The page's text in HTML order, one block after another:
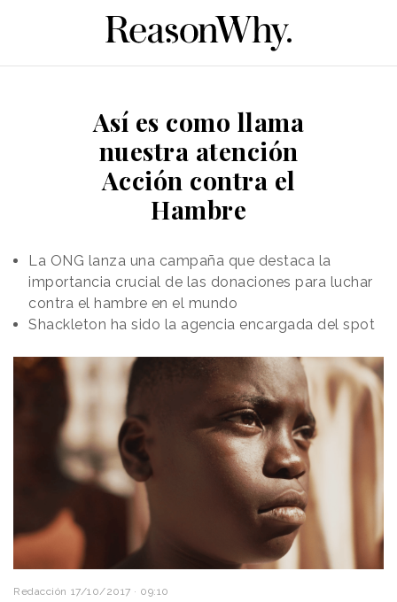
Así es como llama
nuestra atención
Acción contra el
Hambre
La ONG lanza una campaña que destaca la
importancia crucial de las donaciones para luchar
contra el hambre en el mundo
Shackleton ha sido la agencia encargada del spot
Redacción 17/10/2017 · 09:10